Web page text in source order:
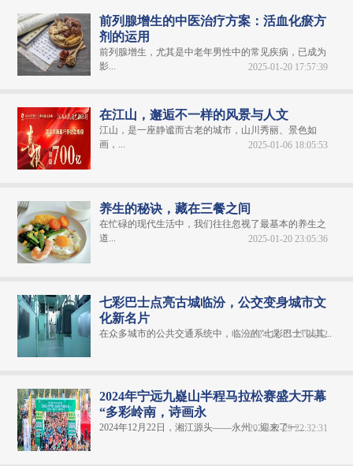
前列腺增生的中医治疗方案：活血化瘀方
剂的运用
前列腺增生，尤其是中老年男性中的常见疾病，已成为
影...
2025-01-20 17:57:39
在江山，邂逅不一样的风景与人文
江山，是一座静谧而古老的城市，山川秀丽、景色如
画，...
2025-01-06 18:05:53
养生的秘诀，藏在三餐之间
在忙碌的现代生活中，我们往往忽视了最基本的养生之
道...
2025-01-20 23:05:36
七彩巴士点亮古城临汾，公交变身城市文
化新名片
在众多城市的公共交通系统中，临汾的“七彩巴士”以其...
2024-12-31 23:36:52
2024年宁远九嶷山半程马拉松赛盛大开幕
“多彩岭南，诗画永
2024年12月22日，湘江源头——永州，迎来了一...
2024-12-29 22:32:31